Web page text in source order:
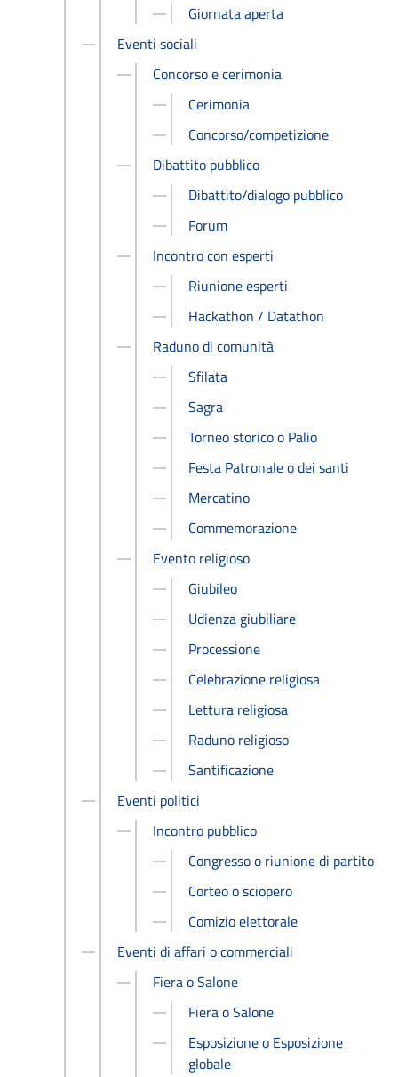
Giornata aperta
Eventi sociali
Concorso e cerimonia
Cerimonia
Concorso/competizione
Dibattito pubblico
Dibattito/dialogo pubblico
Forum
Incontro con esperti
Riunione esperti
Hackathon / Datathon
Raduno di comunità
Sfilata
Sagra
Torneo storico o Palio
Festa Patronale o dei santi
Mercatino
Commemorazione
Evento religioso
Giubileo
Udienza giubiliare
Processione
Celebrazione religiosa
Lettura religiosa
Raduno religioso
Santificazione
Eventi politici
Incontro pubblico
Congresso o riunione di partito
Corteo o sciopero
Comizio elettorale
Eventi di affari o commerciali
Fiera o Salone
Fiera o Salone
Esposizione o Esposizione
globale